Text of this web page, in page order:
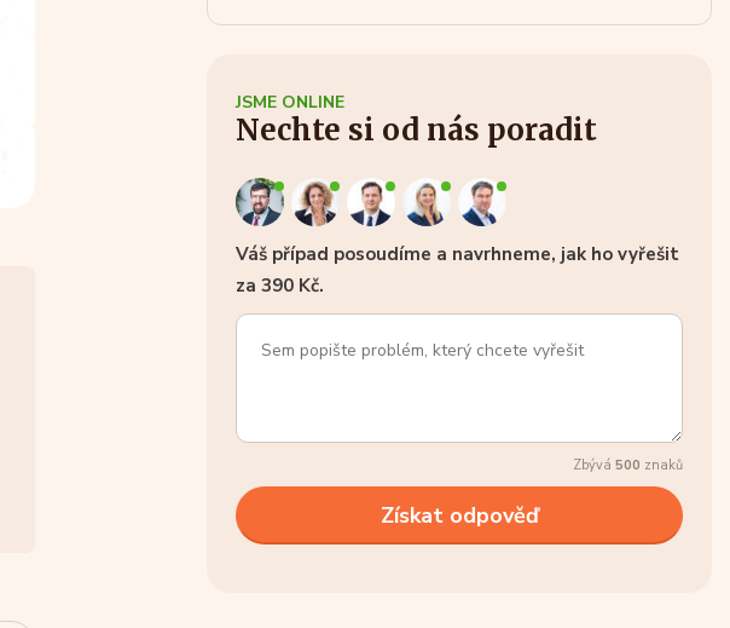
JSME ONLINE
Nechte si od nás poradit
Váš případ posoudíme a navrhneme, jak ho vyřešit
za 390 Kč.
Zbývá 500 znaků